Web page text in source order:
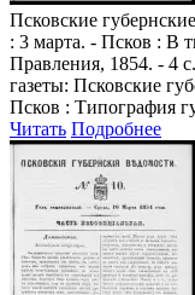
Псковские
: 3 марта. - Псков : В
Правления, 1854. - 4
газеты: Псковские
Псков : Типография
Читать Подробнее